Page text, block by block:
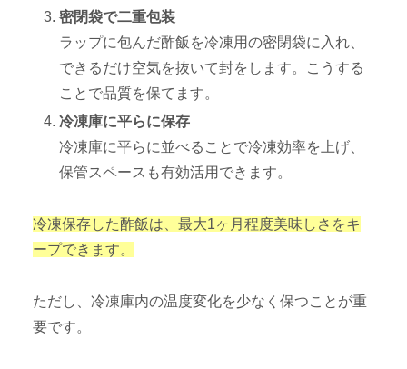
密閉袋で二重包装
ラップに包んだ酢飯を冷凍用の密閉袋に入れ、
できるだけ空気を抜いて封をします。こうする
ことで品質を保てます。
冷凍庫に平らに保存
冷凍庫に平らに並べることで冷凍効率を上げ、
保管スペースも有効活用できます。
冷凍保存した酢飯は、最大1ヶ月程度美味しさをキ
ープできます。
ただし、冷凍庫内の温度変化を少なく保つことが重
要です。